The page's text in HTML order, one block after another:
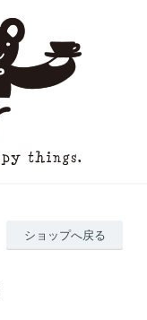
ショップへ戻る